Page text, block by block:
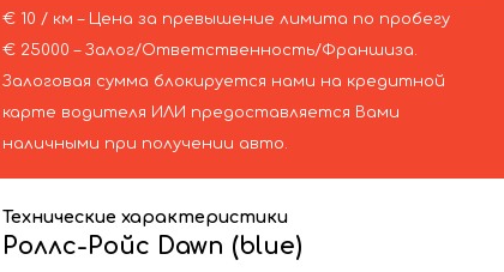
€ 10 / км – Цена за превышение лимита по пробегу
€ 25000 – Залог/Ответственность/Франшиза.
Залоговая сумма блокируется нами на кредитной
карте водителя ИЛИ предоставляется Вами
наличными при получении авто.
Технические характеристики
Роллс-Ройс Dawn (blue)